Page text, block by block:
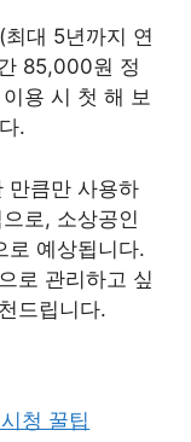
대 5년까지 연
85,000원 정
용 시 첫 해 보
.
만큼만 사용하
로, 소상공인
로 예상됩니다.
로 관리하고 싶
드립니다.
청 꿀팁